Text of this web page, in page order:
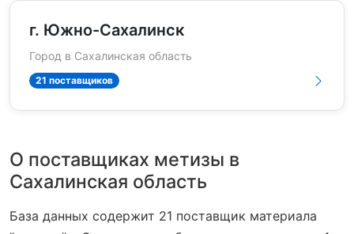
г. Южно-Сахалинск
Город в Сахалинская область
21 поставщиков
О поставщиках метизы в
Сахалинская область
База данных содержит 21 поставщик материала